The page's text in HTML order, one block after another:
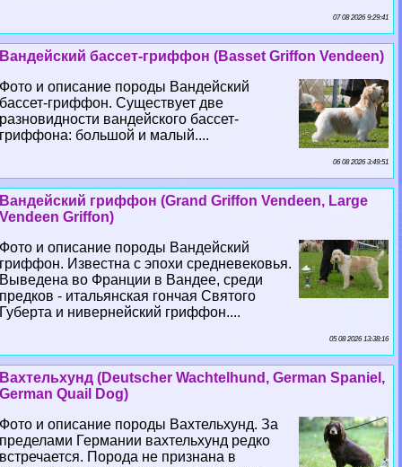
07 08 2026 9:29:41
Вандейский бассет-гриффон (Basset Griffon Vendeen)
Фото и описание породы Вандейский
бассет-гриффон. Существует две
разновидности вандейского бассет-
гриффона: большой и малый....
06 08 2026 3:49:51
Вандейский гриффон (Grand Griffon Vendeen, Large
Vendeen Griffon)
Фото и описание породы Вандейский
гриффон. Известна с эпохи средневековья.
Выведена во Франции в Вандее, среди
предков - итальянская гончая Святого
Губерта и нивернейский гриффон....
05 08 2026 13:38:16
Вахтельхунд (Deutscher Wachtelhund, German Spaniel,
German Quail Dog)
Фото и описание породы Вахтельхунд. За
пределами Германии вахтельхунд редко
встречается. Порода не признана в